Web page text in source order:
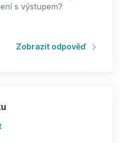
s výstupem?
Zobrazit odpověď